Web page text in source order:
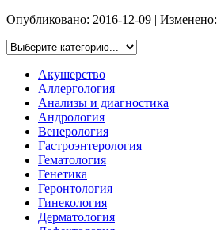
Опубликовано: 2016-12-09 | Изменено:
Акушерство
Аллергология
Анализы и диагностика
Андрология
Венерология
Гастроэнтерология
Гематология
Генетика
Геронтология
Гинекология
Дерматология